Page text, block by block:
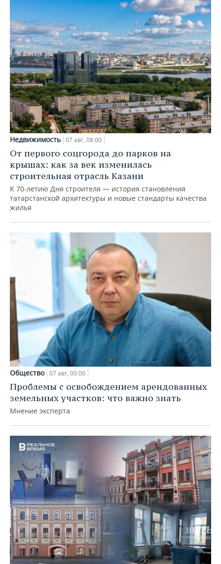
Недвижимость 07 авг, 08:00
От первого соцгорода до парков на
крышах: как за век изменилась
строительная отрасль Казани
К 70-летию Дня строителя — история становления
татарстанской архитектуры и новые стандарты качества
жилья
Общество 07 авг, 00:00
Проблемы с освобождением арендованных
земельных участков: что важно знать
Мнение эксперта